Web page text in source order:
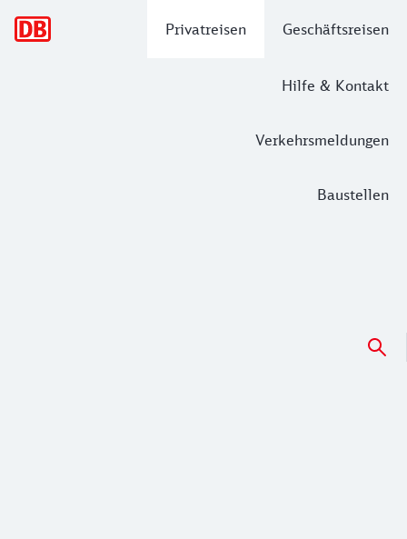
Privatreisen Geschäftsreisen
Hilfe & Kontakt
Verkehrsmeldungen
Baustellen